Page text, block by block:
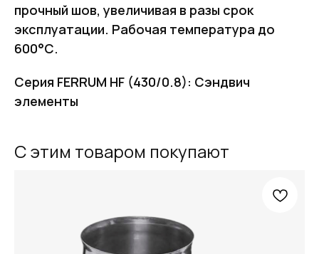
прочный шов, увеличивая в разы срок
эксплуатации. Рабочая температура до
600°С.
Серия FERRUM HF (430/0.8): Сэндвич
элементы
С этим товаром покупают
FERRUM
Оставьте заявку
и получите